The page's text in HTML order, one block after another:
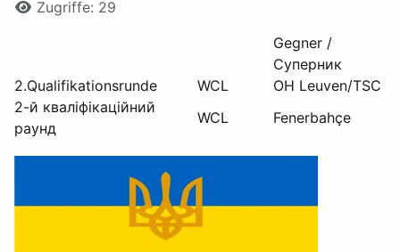
Zugriffe: 29
Gegner /
2.Qualifikationsrunde
WCL
OH Leuven/TSC
2-й кваліфікаційний
раунд
WCL Fenerbahçe